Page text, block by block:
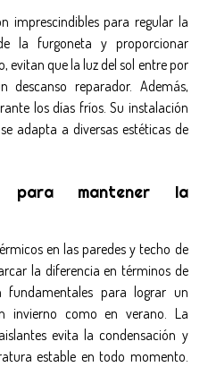
imprescindibles para regular la
la furgoneta y proporcionar
evitan que la luz del sol entre por
descanso reparador. Además,
los días fríos. Su instalación
adapta a diversas estéticas de
para mantener la
en las paredes y techo de
la diferencia en términos de
fundamentales para lograr un
invierno como en verano. La
evita la condensación y
estable en todo momento.